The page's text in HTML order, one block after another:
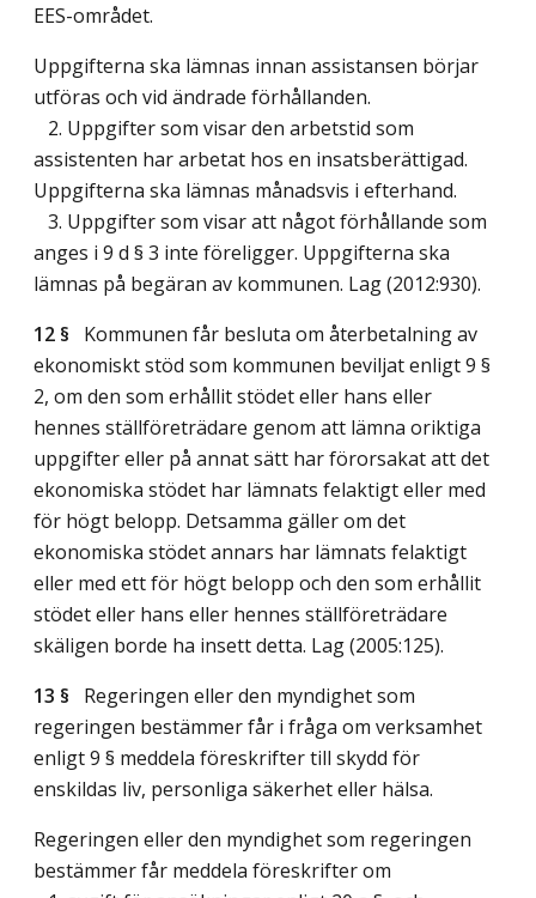
EES-området.
Uppgifterna ska lämnas innan assistansen börjar
utföras och vid ändrade förhållanden.
2. Uppgifter som visar den arbetstid som
assistenten har arbetat hos en insatsberättigad.
Uppgifterna ska lämnas månadsvis i efterhand.
3. Uppgifter som visar att något förhållande som
anges i 9 d § 3 inte föreligger. Uppgifterna ska
lämnas på begäran av kommunen. Lag (2012:930).
12 § Kommunen får besluta om återbetalning av
ekonomiskt stöd som kommunen beviljat enligt 9 §
2, om den som erhållit stödet eller hans eller
hennes ställföreträdare genom att lämna oriktiga
uppgifter eller på annat sätt har förorsakat att det
ekonomiska stödet har lämnats felaktigt eller med
för högt belopp. Detsamma gäller om det
ekonomiska stödet annars har lämnats felaktigt
eller med ett för högt belopp och den som erhållit
stödet eller hans eller hennes ställföreträdare
skäligen borde ha insett detta. Lag (2005:125).
13 § Regeringen eller den myndighet som
regeringen bestämmer får i fråga om verksamhet
enligt 9 § meddela föreskrifter till skydd för
enskildas liv, personliga säkerhet eller hälsa.
Regeringen eller den myndighet som regeringen
bestämmer får meddela föreskrifter om